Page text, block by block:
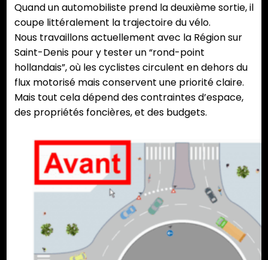
Quand un automobiliste prend la deuxième sortie, il
coupe littéralement la trajectoire du vélo.
Nous travaillons actuellement avec la Région sur
Saint-Denis pour y tester un “rond-point
hollandais”, où les cyclistes circulent en dehors du
flux motorisé mais conservent une priorité claire.
Mais tout cela dépend des contraintes d’espace,
des propriétés foncières, et des budgets.